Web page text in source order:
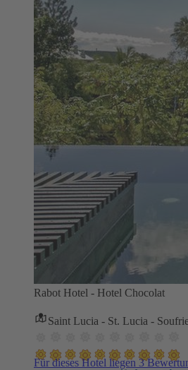
Rabot Hotel - Hotel Chocolat
Saint Lucia - St. Lucia -
Für dieses Hotel liegen 3